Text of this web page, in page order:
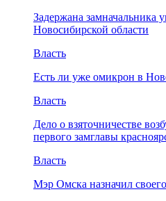
Задержана
Новосибирской области
Власть
Есть ли уже омикрон в
Власть
Дело о взяточничестве
первого замглавы
Власть
Мэр Омска назначил